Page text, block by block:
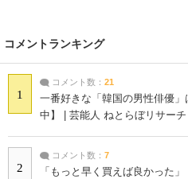
コメントランキング
1
コメント数： 21
一番好きな「韓国の男性俳優
中】 | 芸能人 ねとらぼリサーチ
2
コメント数： 7
「もっと早く買えば良かった